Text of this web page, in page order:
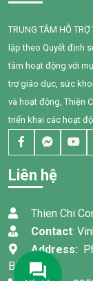
TRUNG TÂM HỖ
lập theo Quyết định
tâm hoạt động với
trợ giáo dục, sức
và hoạt động, Thiện
triển khai các hoạt
Liên hệ
Thien Chi
Contact:
Address:
Binh Thuan